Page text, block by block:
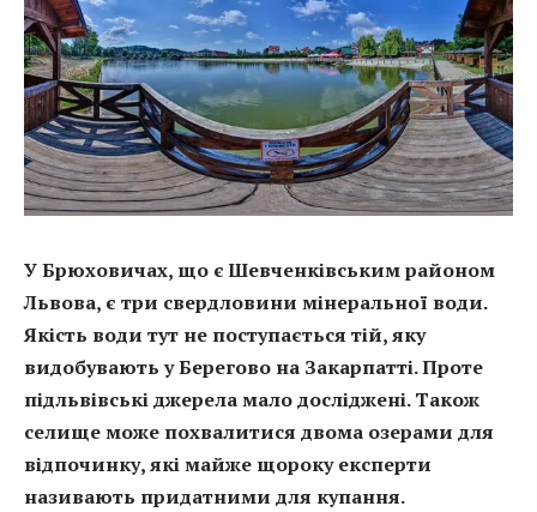
У Брюховичах, що є Шевченківським районом
Львова, є три свердловини мінеральної води.
Якість води тут не поступається тій, яку
видобувають у Берегово на Закарпатті. Проте
підльвівські джерела мало досліджені. Також
селище може похвалитися двома озерами для
відпочинку, які майже щороку експерти
називають придатними для купання.